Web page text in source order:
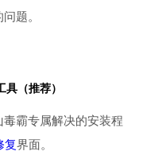
题。
（推荐）
霸专属解决的安装程
复界面。